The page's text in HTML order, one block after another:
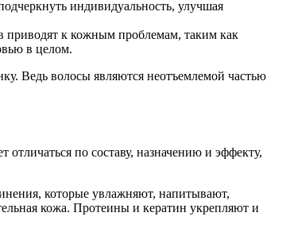
индивидуальность, улучшая
приводят к кожным проблемам, таким как
в целом.
Ведь волосы являются неотъемлемой частью
по составу, назначению и эффекту,
которые увлажняют, напитывают,
кожа. Протеины и кератин укрепляют и